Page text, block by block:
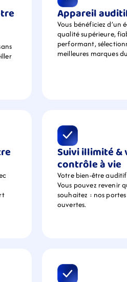
Appareil
Vous bénéficiez d’un
qualité supérieure,
performant,
meilleures marques
Suivi illimité &
contrôle à vie
Votre bien-être
Vous pouvez revenir
souhaitez : nos
ouvertes.